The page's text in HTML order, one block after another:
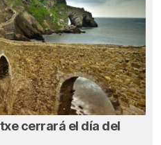
cerrará el día del